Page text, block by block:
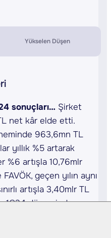
Yükselen Düşen
sonuçları… Şirket
net kâr elde etti.
963,6mn TL
yıllık %5 artarak
%6 artışla 10,76mlr
geçen yılın aynı
artışla 3,40mlr TL
1Ç24 döneminde
kaybının oluşması
giderinin 1,55mlr